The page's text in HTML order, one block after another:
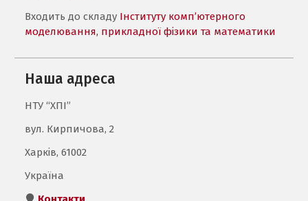
Входить до складу Інституту комп’ютерного
моделювання, прикладної фізики та математики
Наша адреса
НТУ “ХПІ”
вул. Кирпичова, 2
Харків, 61002
Україна